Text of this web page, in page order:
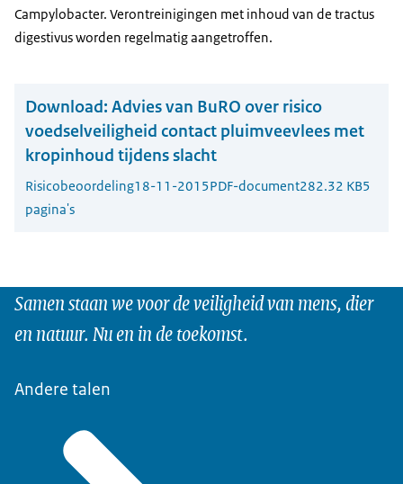
Campylobacter. Verontreinigingen met inhoud van de tractus
digestivus worden regelmatig aangetroffen.
Download: Advies van BuRO over risico
voedselveiligheid contact pluimveevlees met
kropinhoud tijdens slacht
Risicobeoordeling18-11-2015PDF-document282.32 KB5
pagina's
Samen staan we voor de veiligheid van mens, dier
en natuur. Nu en in de toekomst.
Andere talen